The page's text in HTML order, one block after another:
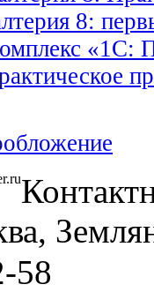
8:
«1С:
,
58